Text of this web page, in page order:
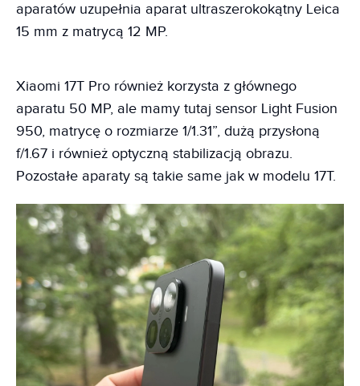
aparatów uzupełnia aparat ultraszerokokątny Leica
15 mm z matrycą 12 MP.
Xiaomi 17T Pro również korzysta z głównego
aparatu 50 MP, ale mamy tutaj sensor Light Fusion
950, matrycę o rozmiarze 1/1.31”, dużą przysłoną
f/1.67 i również optyczną stabilizacją obrazu.
Pozostałe aparaty są takie same jak w modelu 17T.